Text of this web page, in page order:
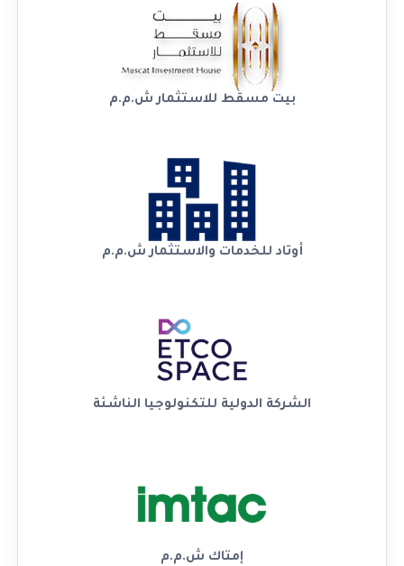
بيت مسقط للاستثمار ش.م.م
أوتاد للخدمات والاستثمار ش.م.م
الشركة الدولية للتكنولوجيا الناشئة
إمتاك ش.م.م